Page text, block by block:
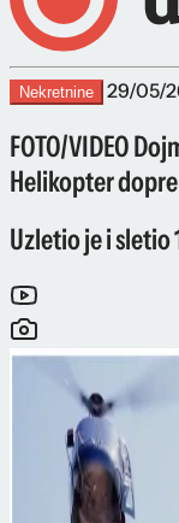
Nekretnine 29/05/
FOTO/VIDEO
Helikopter
Uzletio je i sletio